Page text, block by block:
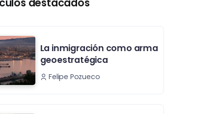
La inmigración como arma
geoestratégica
Felipe Pozueco